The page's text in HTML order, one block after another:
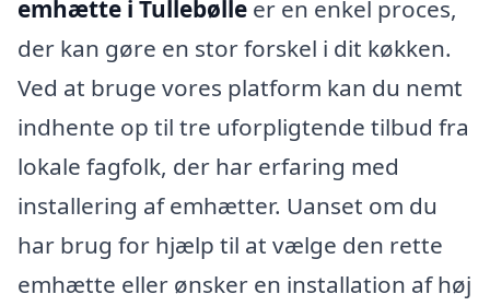
emhætte i Tullebølle er en enkel proces,
der kan gøre en stor forskel i dit køkken.
Ved at bruge vores platform kan du nemt
indhente op til tre uforpligtende tilbud fra
lokale fagfolk, der har erfaring med
installering af emhætter. Uanset om du
har brug for hjælp til at vælge den rette
emhætte eller ønsker en installation af høj